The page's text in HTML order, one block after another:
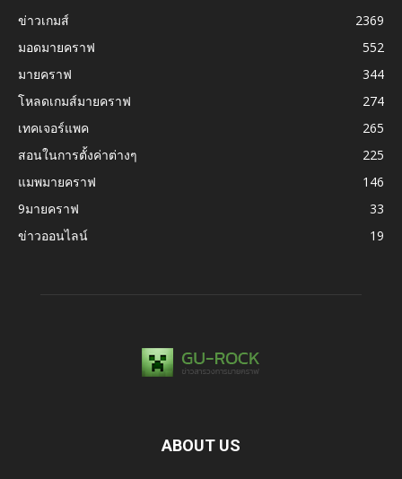
ข่าวเกมส์
2369
มอดมายคราฟ
552
มายคราฟ
344
โหลดเกมส์มายคราฟ
274
เทคเจอร์แพค
265
สอนในการตั้งค่าต่างๆ
225
แมพมายคราฟ
146
9มายคราฟ
33
ข่าวออนไลน์
19
ABOUT US